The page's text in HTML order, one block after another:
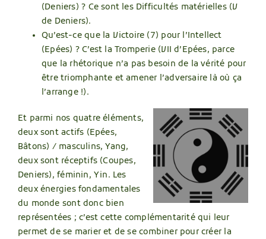
(Deniers) ? Ce sont les Difficultés matérielles (V
de Deniers).
Qu’est-ce que la Victoire (7) pour l’Intellect
(Epées) ? C’est la Tromperie (VII d’Epées, parce
que la rhétorique n’a pas besoin de la vérité pour
être triomphante et amener l’adversaire là où ça
l’arrange !).
Et parmi nos quatre éléments,
deux sont actifs (Epées,
Bâtons) / masculins, Yang,
deux sont réceptifs (Coupes,
Deniers), féminin, Yin. Les
deux énergies fondamentales
du monde sont donc bien
représentées ; c’est cette complémentarité qui leur
permet de se marier et de se combiner pour créer la